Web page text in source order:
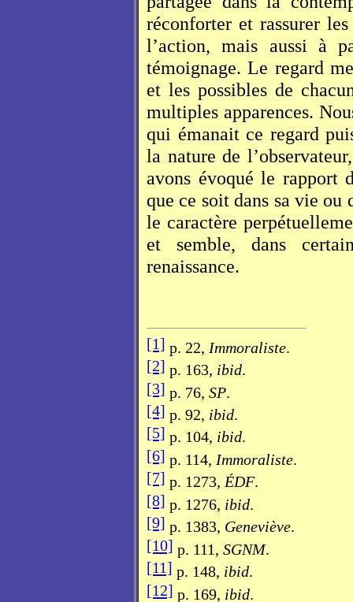
réconforter et rassurer
l’action, mais aussi à
témoignage. Le regard
et les possibles de
multiples apparences.
qui émanait ce regard
la nature de
avons évoqué le rapport
que ce soit dans sa vie
le caractère
et semble, dans
renaissance.
[1] p. 22, Immoraliste.
[2] p. 163, ibid.
[3] p. 76, SP.
[4] p. 92, ibid.
[5] p. 104, ibid.
[6] p. 114, Immoraliste.
[7] p. 1273,ÉDF.
[8] p. 1276, ibid.
[9] p. 1383, Geneviève.
[10] p. 111, SGNM.
[11] p. 148, ibid.
[12] p. 169, ibid.